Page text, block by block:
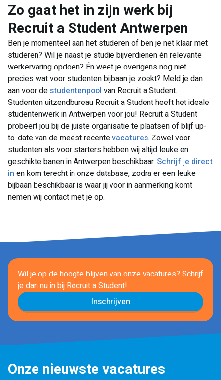
Zo gaat het in zijn werk bij
Recruit a Student Antwerpen
Ben je momenteel aan het studeren of ben je net klaar met
studeren? Wil je naast je studie bijverdienen én relevante
werkervaring opdoen? Én weet je overigens nog niet
precies wat voor studenten bijbaan je zoekt? Meld je dan
aan voor destudentenpool van Recruit a Student.
Studenten uitzendbureau Recruit a Student heeft het ideale
studentenwerk in Antwerpen voor jou! Recruit a Student
probeert jou bij de juiste organisatie te plaatsen of blijf up-
to-date van de meest recentevacatures. Zowel voor
studenten als voor starters hebben wij altijd leuke en
geschikte banen in Antwerpen beschikbaar. Schrijf je direct
in en kom terecht in onze database, zodra er een leuke
bijbaan beschikbaar is waar jij voor in aanmerking komt
nemen wij contact met je op.
Wil je op de hoogte blijven van onze vacatures? Schrijf
je dan nu inbij Recruit a Student!
Inschrijven
Onze nieuwste vacatures